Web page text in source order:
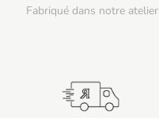
Fabriqué dans notre atelier